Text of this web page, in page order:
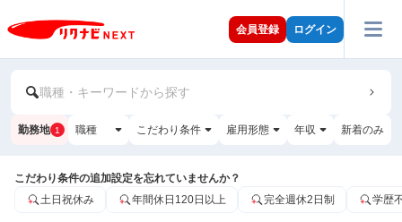
会員登録 ログイン
職種・キーワードから探す
勤務地 1 職種 こだわり条件 雇用形態 年収 新着のみ
こだわり条件の追加設定を忘れていませんか？
土日祝休み
年間休日120日以上 完全週休2日制 学歴